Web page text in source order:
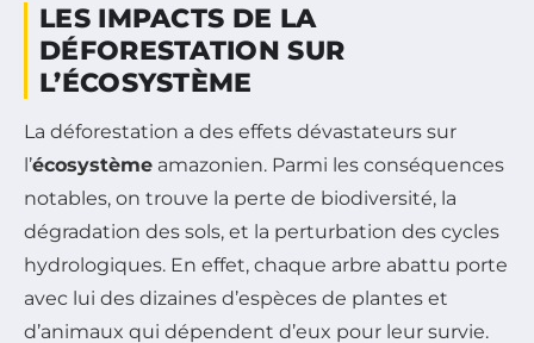
LES IMPACTS DE LA
DÉFORESTATION SUR
L’ÉCOSYSTÈME
La déforestation a des effets dévastateurs sur
l’écosystème amazonien. Parmi les conséquences
notables, on trouve la perte de biodiversité, la
dégradation des sols, et la perturbation des cycles
hydrologiques. En effet, chaque arbre abattu porte
avec lui des dizaines d’espèces de plantes et
d’animaux qui dépendent d’eux pour leur survie.